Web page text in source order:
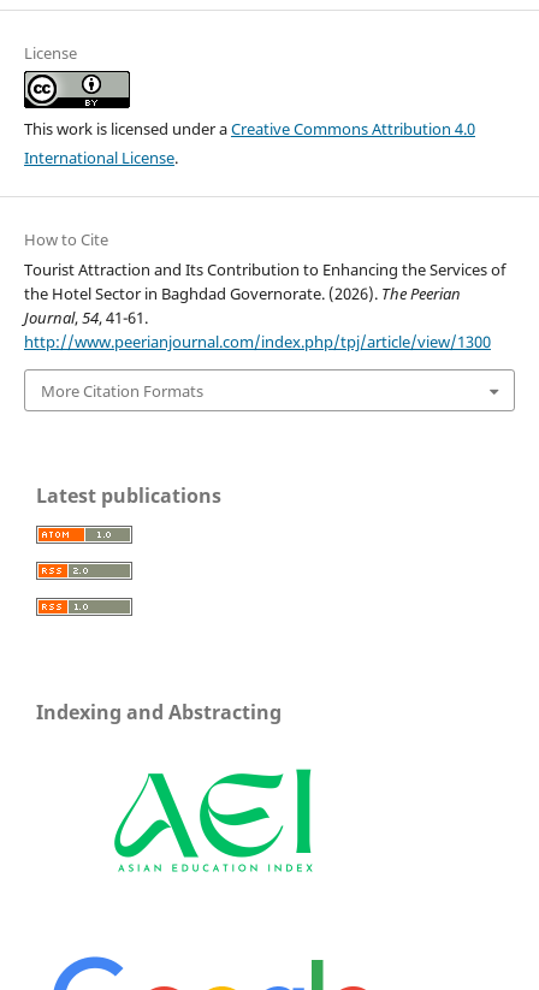
License
This work is licensed under aCreative Commons Attribution 4.0
International License.
How to Cite
Tourist Attraction and Its Contribution to Enhancing the Services of
the Hotel Sector in Baghdad Governorate. (2026). The Peerian
Journal,54, 41-61.
http://www.peerianjournal.com/index.php/tpj/article/view/1300
More Citation Formats
Latest publications
Indexing and Abstracting